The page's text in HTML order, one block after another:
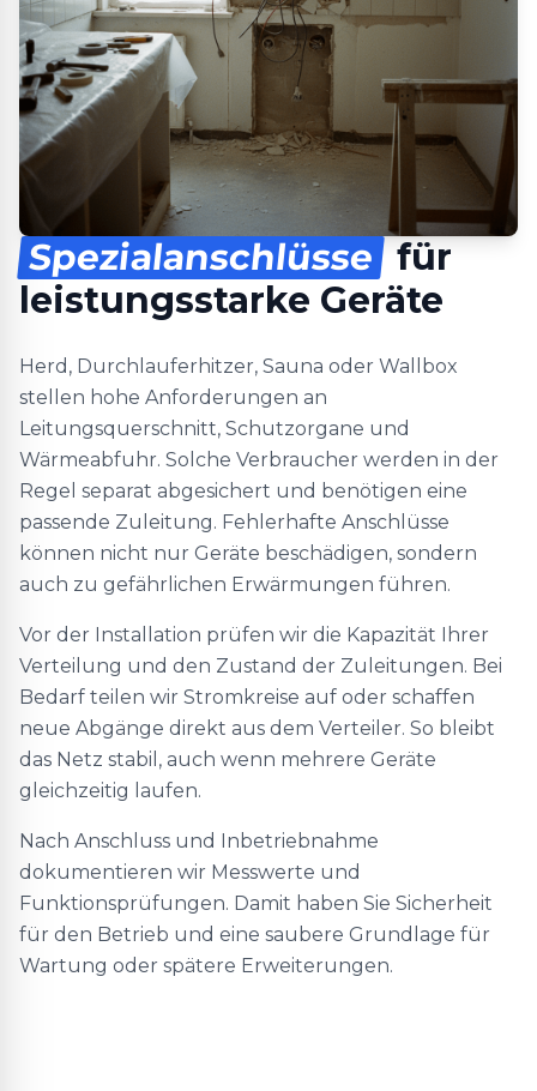
Spezialanschlüsse für
leistungsstarke Geräte
Herd, Durchlauferhitzer, Sauna oder Wallbox
stellen hohe Anforderungen an
Leitungsquerschnitt, Schutzorgane und
Wärmeabfuhr. Solche Verbraucher werden in der
Regel separat abgesichert und benötigen eine
passende Zuleitung. Fehlerhafte Anschlüsse
können nicht nur Geräte beschädigen, sondern
auch zu gefährlichen Erwärmungen führen.
Vor der Installation prüfen wir die Kapazität Ihrer
Verteilung und den Zustand der Zuleitungen. Bei
Bedarf teilen wir Stromkreise auf oder schaffen
neue Abgänge direkt aus dem Verteiler. So bleibt
das Netz stabil, auch wenn mehrere Geräte
gleichzeitig laufen.
Nach Anschluss und Inbetriebnahme
dokumentieren wir Messwerte und
Funktionsprüfungen. Damit haben Sie Sicherheit
für den Betrieb und eine saubere Grundlage für
Wartung oder spätere Erweiterungen.